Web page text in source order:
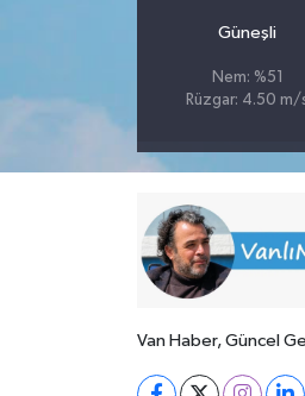
Güneşli
Nem: %51
Rüzgar: 4.50 m/
Van Haber, Güncel